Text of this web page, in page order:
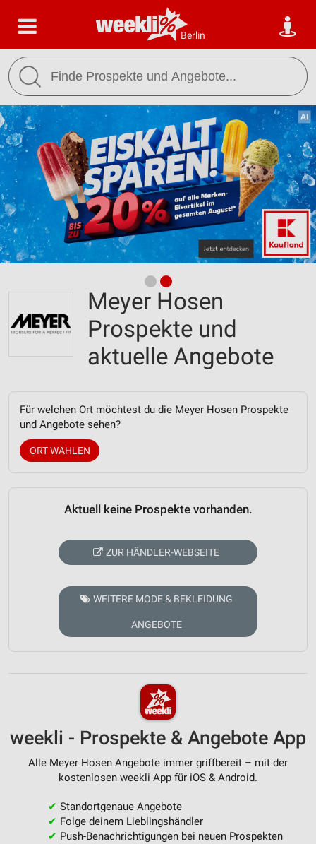
Berlin
Meyer Hosen
Prospekte und
aktuelle Angebote
Für welchen Ort möchtest du die Meyer Hosen Prospekte
und Angebote sehen?
ORT WÄHLEN
Aktuell keine Prospekte vorhanden.
ZUR HÄNDLER-WEBSEITE
WEITERE MODE & BEKLEIDUNG
ANGEBOTE
weekli - Prospekte & Angebote App
Alle Meyer Hosen Angebote immer griffbereit – mit der
kostenlosen weekli App für iOS & Android.
✔ Standortgenaue Angebote
✔ Folge deinem Lieblingshändler
✔ Push-Benachrichtigungen bei neuen Prospekten